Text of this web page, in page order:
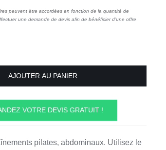
peuvent être accordées en fonction de la quantité de
une demande de devis afin de bénéficier d’une offre
AJOUTER AU PANIER
VOTRE DEVIS GRATUIT !
pilates, abdominaux. Utilisez le